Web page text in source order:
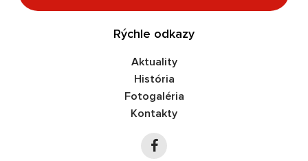
Rýchle odkazy
Aktuality
História
Fotogaléria
Kontakty